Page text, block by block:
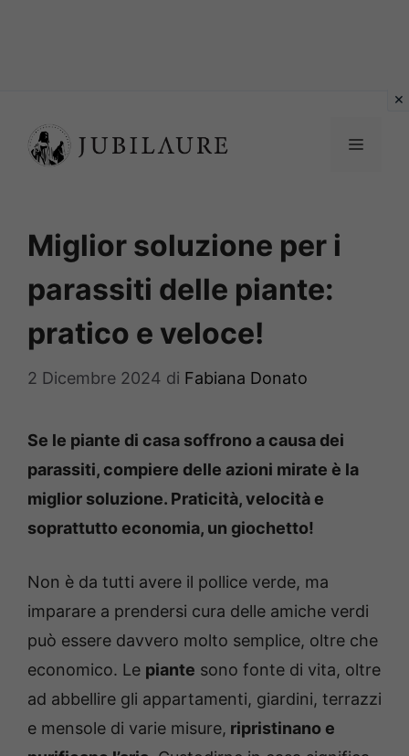
contenuto
MENU
Miglior soluzione per i
parassiti delle piante:
pratico e veloce!
2 Dicembre 2024 di Fabiana Donato
Se le piante di casa soffrono a causa dei
parassiti, compiere delle azioni mirate è la
miglior soluzione. Praticità, velocità e
soprattutto economia, un giochetto!
Non è da tutti avere il pollice verde, ma
imparare a prendersi cura delle amiche verdi
può essere davvero molto semplice, oltre che
economico. Le piante sono fonte di vita, oltre
ad abbellire gli appartamenti, giardini, terrazzi
e mensole di varie misure, ripristinano e